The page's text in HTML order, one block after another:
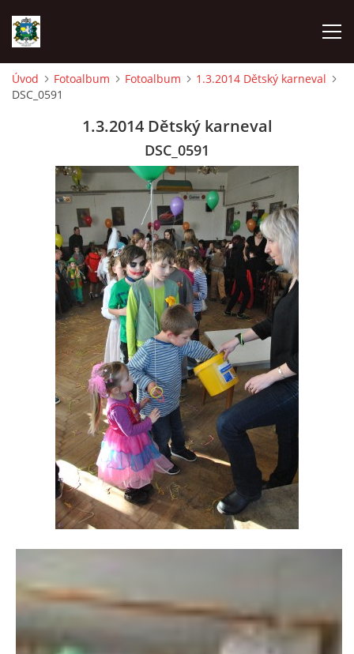
ÚVOD
FICHTLCUP
PŘIHLAŠOVACÍ FORMULÁŘ NA FICHTLCUP 2026
LISTINA PŘIHLÁŠENÝCH ZÁVODNÍKŮ FICHTLCUP 2026
VÝSLEDKY 19. ROČNÍKU LICOMĚLICKÉHO FICHTLCUPU
BRIGÁDY
SEZNAM ČLENŮ SDH
LETNÍ AREÁL U NÁDRŽKY
Úvod Fotoalbum Fotoalbum
1.3.2014 Dětský karneval
DSC_0591
1.3.2014 Dětský karneval
DSC_0591